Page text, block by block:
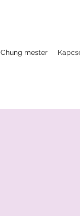
Chung mester